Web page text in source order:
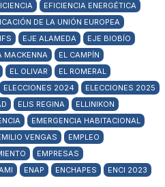
EFICIENCIA ENERGÉTICA
DE LA UNIÓN EUROPEA
EJE ALAMEDA
EJE BIOBÍO
MACKENNA
EL CAMPÍN
EL OLIVAR
EL ROMERAL
ELECCIONES 2024
ELECCIONES 2025
ELIS REGINA
ELLINIKON
EMERGENCIA HABITACIONAL
VENGAS
EMPLEO
EMPRESAS
ENAP ENCHAPES
ENCI 2023